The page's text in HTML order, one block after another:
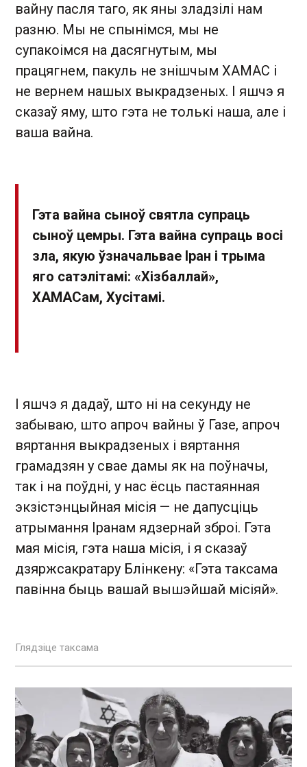
вайну пасля таго, як яны зладзілі нам
разню. Мы не спынімся, мы не
супакоімся на дасягнутым, мы
працягнем, пакуль не знішчым ХАМАС і
не вернем нашых выкрадзеных. І яшчэ я
сказаў яму, што гэта не толькі наша, але і
ваша вайна.
Гэта вайна сыноў святла супраць
сыноў цемры. Гэта вайна супраць восі
зла, якую ўзначальвае Іран і трыма
яго сатэлітамі: «Хізбаллай»,
ХАМАСам, Хусітамі.
І яшчэ я дадаў, што ні на секунду не
забываю, што апроч вайны ў Газе, апроч
вяртання выкрадзеных і вяртання
грамадзян у свае дамы як на поўначы,
так і на поўдні, у нас ёсць пастаянная
экзістэнцыйная місія — не дапусціць
атрымання Іранам ядзернай зброі. Гэта
мая місія, гэта наша місія, і я сказаў
дзяржсакратару Блінкену: «Гэта таксама
павінна быць вашай вышэйшай місіяй».
Глядзіце таксама